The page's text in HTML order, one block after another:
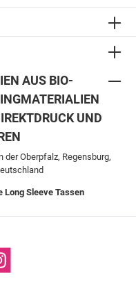
AUS BIO-
UND
der Oberpfalz, Regensburg,
Long Sleeve Tassen